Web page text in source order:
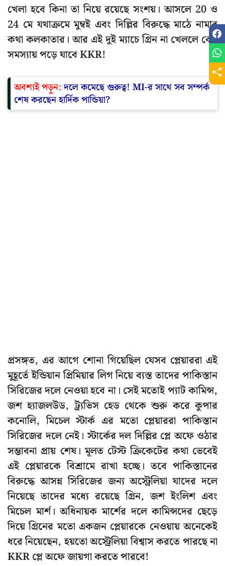
খেলা হবে কিনা তা নিয়ে রয়েছে সংশয়। আসলে 20 ও
24 মে যথাক্রমে মুম্বই এবং দিল্লির বিরুদ্ধে মাঠে নামার
কথা কলকাতার। আর এই দুই ম্যাচে গ্রিন না খেললে বেশ
সমস্যায় পড়ে যাবে KKR!
অবশ্যই পড়ুন:দলে কমেছে গুরুত্ব! MI-র সাথে সব সম্পর্ক
শেষ করছেন হার্দিক পান্ডিয়া?
প্রসঙ্গত, এর আগে শোনা গিয়েছিল যেসব প্লেয়াররা এই
মুহূর্তে ইন্ডিয়ান প্রিমিয়ার লিগ নিয়ে ব্যস্ত তাদের পাকিস্তান
সিরিজের দলে নেওয়া হবে না। সেই মতোই প্যাট কামিন্স,
জশ হ্যাজলউড, ট্র্যভিস হেড থেকে শুরু করে কুপার
কনোলি, মিচেল স্টার্ক এর মতো প্লেয়াররা পাকিস্তান
সিরিজের দলে নেই। স্টার্কের দল দিল্লির প্লে অফে ওঠার
সম্ভাবনা প্রায় শেষ। মূলত টেস্ট ক্রিকেটের কথা ভেবেই
এই প্লেয়ারকে বিশ্রামে রাখা হচ্ছে। তবে পাকিস্তানের
বিরুদ্ধে আসন্ন সিরিজের জন্য অস্ট্রেলিয়া যাদের দলে
নিয়েছে তাদের মধ্যে রয়েছে গ্রিন, জশ ইংলিশ এবং
মিচেল মার্শ। অধিনায়ক মার্শের দলে কামিন্সদের ছেড়ে
দিয়ে গ্রিনের মতো একজন প্লেয়ারকে নেওয়ায় অনেকেই
ধরে নিয়েছেন, হয়তো অস্ট্রেলিয়া বিশ্বাস করতে পারছে না
KKR প্লে অফে জায়গা করতে পারবে!